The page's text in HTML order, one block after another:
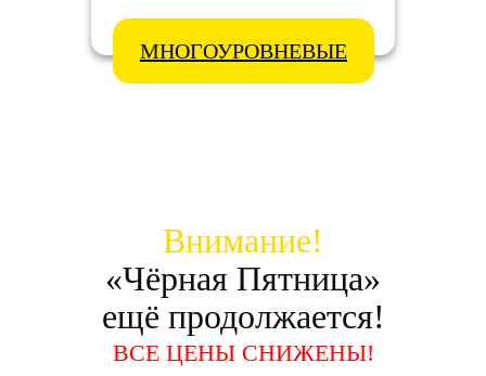
МНОГОУРОВНЕВЫЕ
Внимание!
«Чёрная Пятница»
ещё продолжается!
ВСЕ ЦЕНЫ СНИЖЕНЫ!